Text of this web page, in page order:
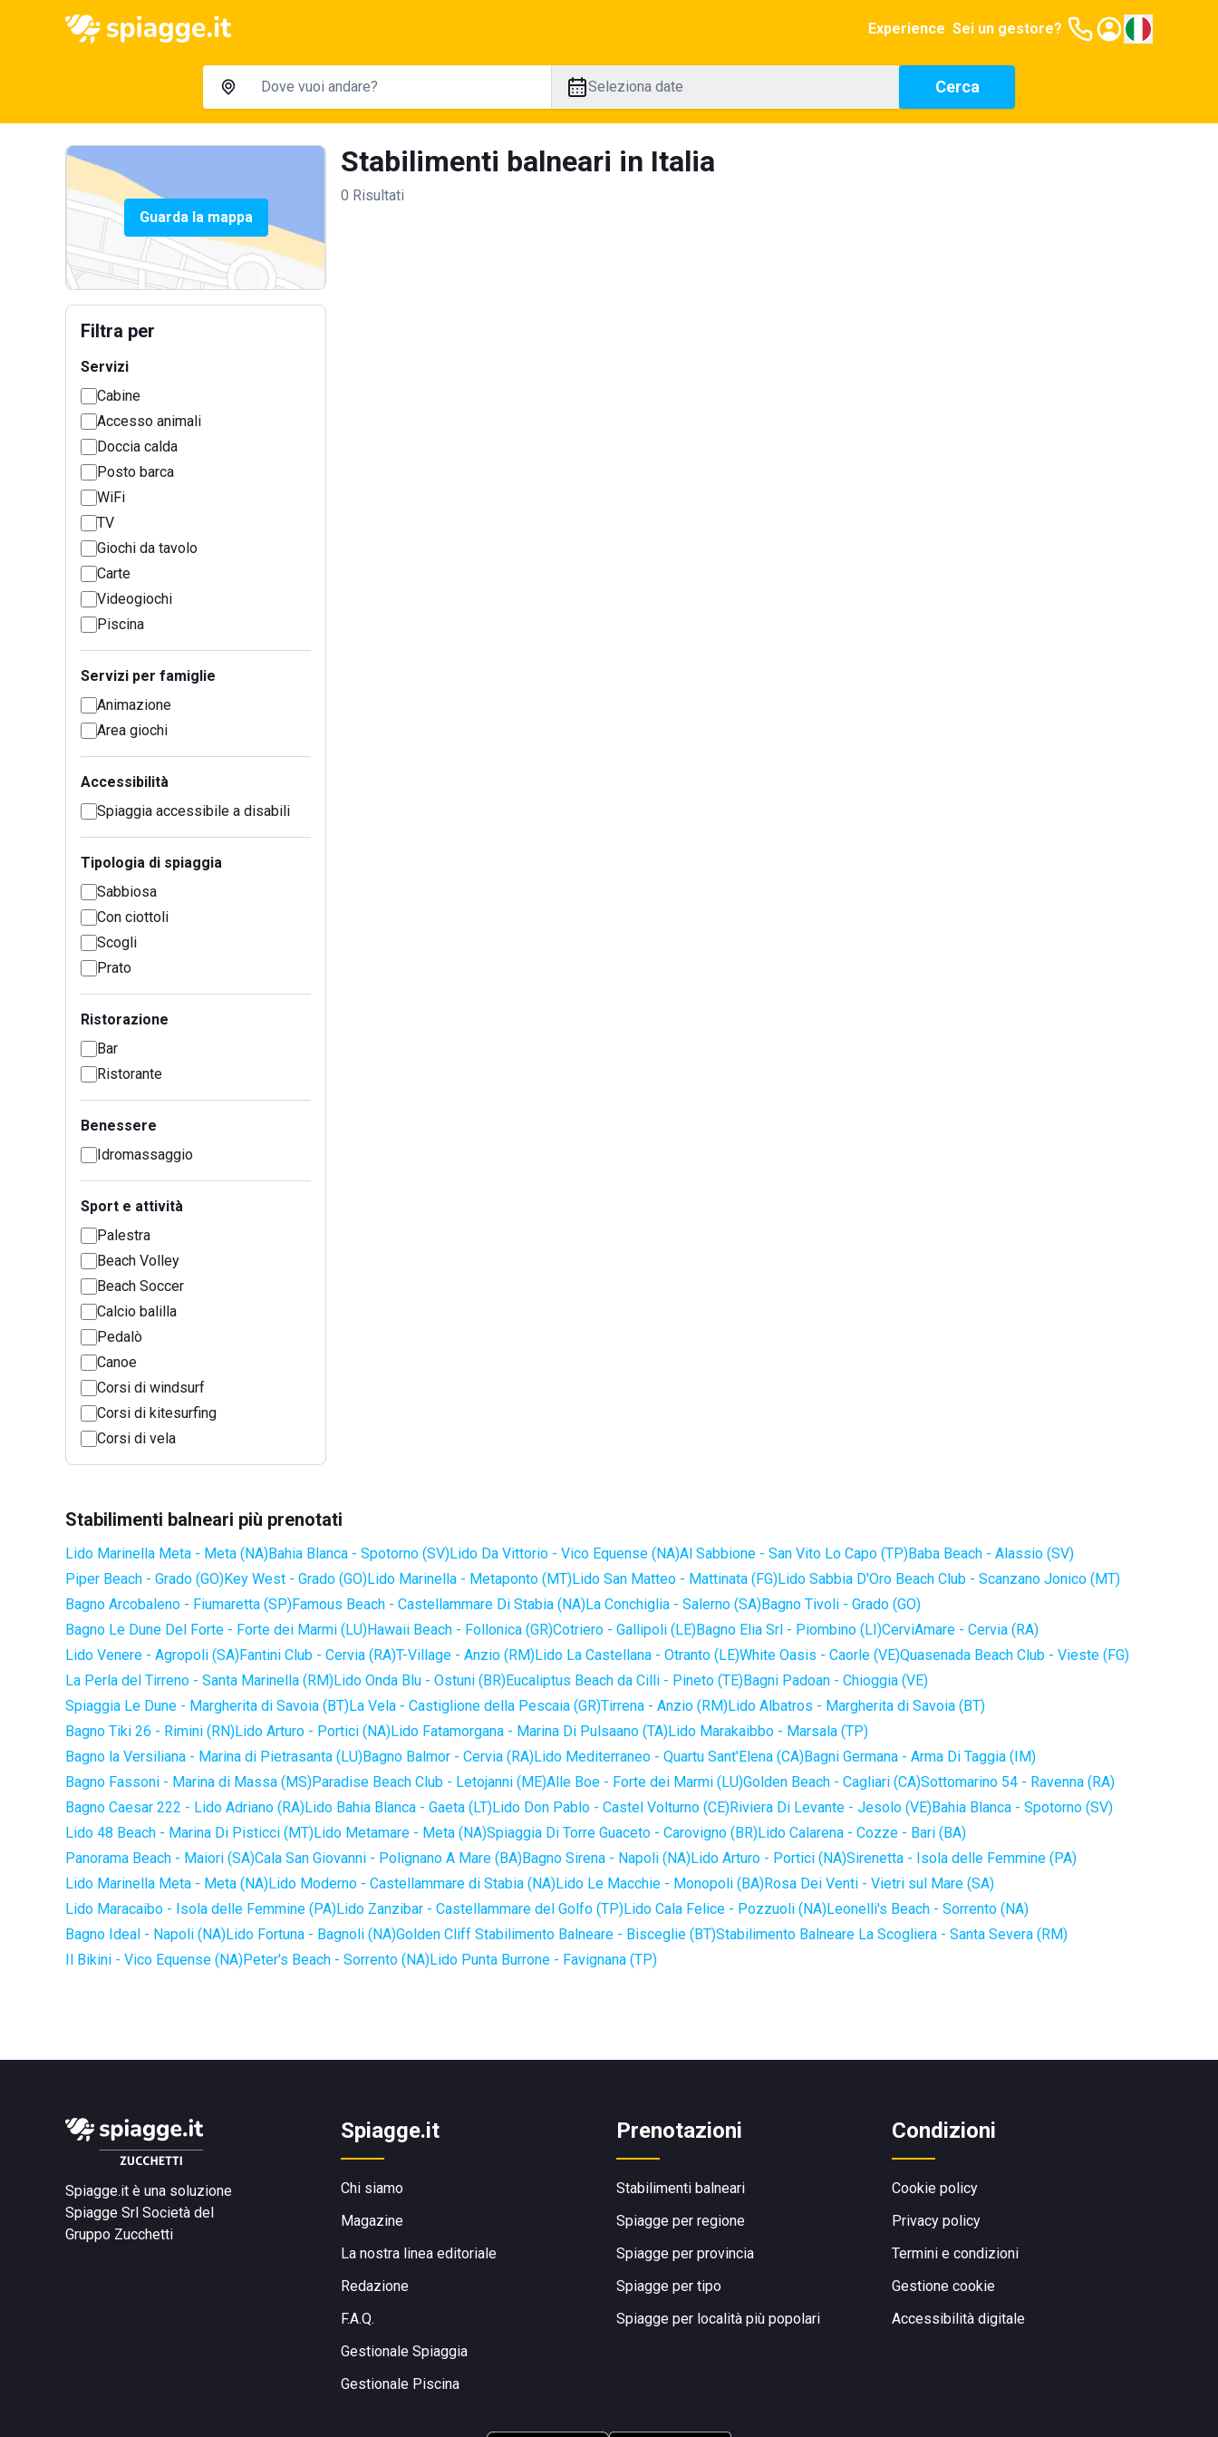
Experience Sei un gestore?
Seleziona date Cerca
Guarda la mappa
Filtra per
Servizi
Cabine
Accesso animali
Doccia calda
Posto barca
WiFi
TV
Giochi da tavolo
Carte
Videogiochi
Piscina
Servizi per famiglie
Animazione
Area giochi
Accessibilità
Spiaggia accessibile a disabili
Tipologia di spiaggia
Sabbiosa
Con ciottoli
Scogli
Prato
Ristorazione
Bar
Ristorante
Benessere
Idromassaggio
Sport e attività
Palestra
Beach Volley
Beach Soccer
Calcio balilla
Pedalò
Canoe
Corsi di windsurf
Corsi di kitesurfing
Corsi di vela
Stabilimenti balneari in Italia
0 Risultati
Stabilimenti balneari più prenotati
Lido Marinella Meta - Meta (NA)Bahia Blanca - Spotorno (SV)Lido Da Vittorio - Vico Equense (NA)Al Sabbione - San Vito Lo Capo (TP)Baba Beach - Alassio (SV)
Piper Beach - Grado (GO)Key West - Grado (GO)Lido Marinella - Metaponto (MT)Lido San Matteo - Mattinata (FG)Lido Sabbia D'Oro Beach Club - Scanzano Jonico (MT)
Bagno Arcobaleno - Fiumaretta (SP)Famous Beach - Castellammare Di Stabia (NA)La Conchiglia - Salerno (SA)Bagno Tivoli - Grado (GO)
Bagno Le Dune Del Forte - Forte dei Marmi (LU)Hawaii Beach - Follonica (GR)Cotriero - Gallipoli (LE)Bagno Elia Srl - Piombino (LI)CerviAmare - Cervia (RA)
Lido Venere - Agropoli (SA)Fantini Club - Cervia (RA)T-Village - Anzio (RM)Lido La Castellana - Otranto (LE)White Oasis - Caorle (VE)Quasenada Beach Club - Vieste (FG)
La Perla del Tirreno - Santa Marinella (RM)Lido Onda Blu - Ostuni (BR)Eucaliptus Beach da Cilli - Pineto (TE)Bagni Padoan - Chioggia (VE)
Spiaggia Le Dune - Margherita di Savoia (BT)La Vela - Castiglione della Pescaia (GR)Tirrena - Anzio (RM)Lido Albatros - Margherita di Savoia (BT)
Bagno Tiki 26 - Rimini (RN)Lido Arturo - Portici (NA)Lido Fatamorgana - Marina Di Pulsaano (TA)Lido Marakaibbo - Marsala (TP)
Bagno la Versiliana - Marina di Pietrasanta (LU)Bagno Balmor - Cervia (RA)Lido Mediterraneo - Quartu Sant'Elena (CA)Bagni Germana - Arma Di Taggia (IM)
Bagno Fassoni - Marina di Massa (MS)Paradise Beach Club - Letojanni (ME)Alle Boe - Forte dei Marmi (LU)Golden Beach - Cagliari (CA)Sottomarino 54 - Ravenna (RA)
Bagno Caesar 222 - Lido Adriano (RA)Lido Bahia Blanca - Gaeta (LT)Lido Don Pablo - Castel Volturno (CE)Riviera Di Levante - Jesolo (VE)Bahia Blanca - Spotorno (SV)
Lido 48 Beach - Marina Di Pisticci (MT)Lido Metamare - Meta (NA)Spiaggia Di Torre Guaceto - Carovigno (BR)Lido Calarena - Cozze - Bari (BA)
Panorama Beach - Maiori (SA)Cala San Giovanni - Polignano A Mare (BA)Bagno Sirena - Napoli (NA)Lido Arturo - Portici (NA)Sirenetta - Isola delle Femmine (PA)
Lido Marinella Meta - Meta (NA)Lido Moderno - Castellammare di Stabia (NA)Lido Le Macchie - Monopoli (BA)Rosa Dei Venti - Vietri sul Mare (SA)
Lido Maracaibo - Isola delle Femmine (PA)Lido Zanzibar - Castellammare del Golfo (TP)Lido Cala Felice - Pozzuoli (NA)Leonelli's Beach - Sorrento (NA)
Bagno Ideal - Napoli (NA)Lido Fortuna - Bagnoli (NA)Golden Cliff Stabilimento Balneare - Bisceglie (BT)Stabilimento Balneare La Scogliera - Santa Severa (RM)
Il Bikini - Vico Equense (NA)Peter's Beach - Sorrento (NA)Lido Punta Burrone - Favignana (TP)
Spiagge.it è una soluzione
Spiagge Srl Società del
Gruppo Zucchetti
Spiagge.it
Chi siamo
Magazine
La nostra linea editoriale
Redazione
F.A.Q.
Gestionale Spiaggia
Gestionale Piscina
Prenotazioni
Stabilimenti balneari
Spiagge per regione
Spiagge per provincia
Spiagge per tipo
Spiagge per località più popolari
Condizioni
Cookie policy
Privacy policy
Termini e condizioni
Gestione cookie
Accessibilità digitale